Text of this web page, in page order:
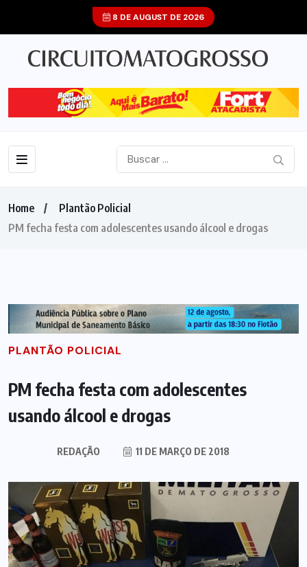
8 DE AUGUST DE 2026
Home
Plantão Policial
PM fecha festa com adolescentes usando álcool e drogas
PLANTÃO POLICIAL
PM fecha festa com adolescentes
usando álcool e drogas
REDAÇÃO 11 DE MARÇO DE 2018